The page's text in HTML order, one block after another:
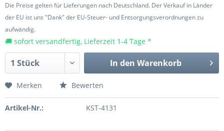
Die Preise gelten für Lieferungen nach Deutschland. Der Verkauf in Länder
der EU ist uns "Dank" der EU-Steuer- und Entsorgungsverordnungen zu
aufwändig.
🚚 sofort versandfertig, Lieferzeit 1-4 Tage *
In den Warenkorb
Merken Bewerten
Artikel-Nr.: KST-4131